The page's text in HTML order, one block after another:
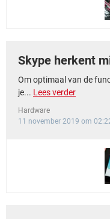
Skype herkent
Om optimaal van de
je... Lees verder
Hardware
11 november 2019 om